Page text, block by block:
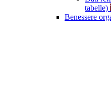
tabelle)
Benessere